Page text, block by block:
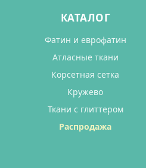
КАТАЛОГ
Фатин и еврофатин
Атласные ткани
Корсетная сетка
Кружево
Ткани с глиттером
Распродажа